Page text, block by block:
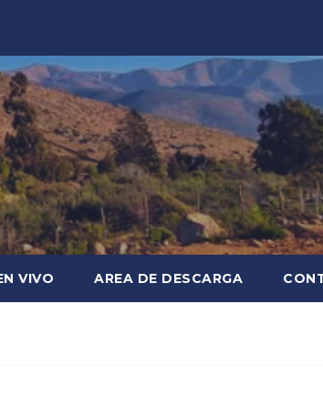
VIVO AREA DE DESCARGA